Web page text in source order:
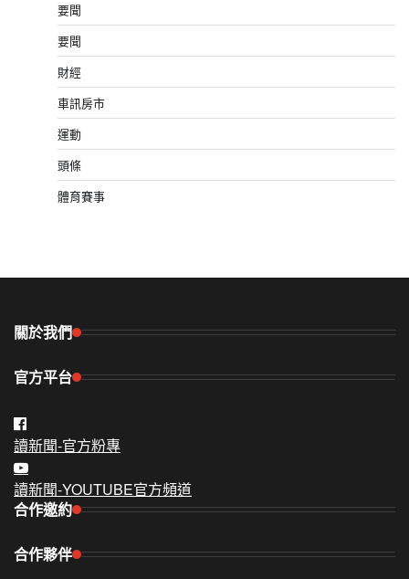
要聞
要聞
財經
車訊房市
運動
頭條
體育賽事
關於我們
官方平台
讀新聞-官方粉專
讀新聞-YOUTUBE官方頻道
合作邀約
合作夥伴